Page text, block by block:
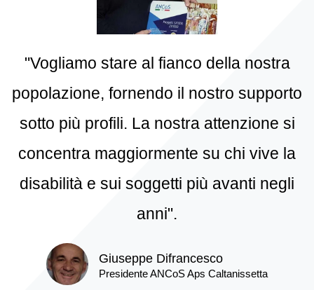
"Vogliamo stare al fianco della nostra
popolazione, fornendo il nostro supporto
sotto più profili. La nostra attenzione si
concentra maggiormente su chi vive la
disabilità e sui soggetti più avanti negli
anni".
Giuseppe Difrancesco
Presidente ANCoS Aps Caltanissetta